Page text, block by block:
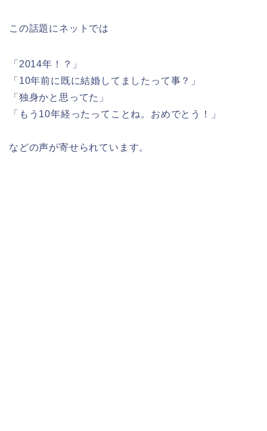
この話題にネットでは
「2014年！？」
「10年前に既に結婚してましたって事？」
「独身かと思ってた」
「もう10年経ったってことね。おめでとう！」
などの声が寄せられています。